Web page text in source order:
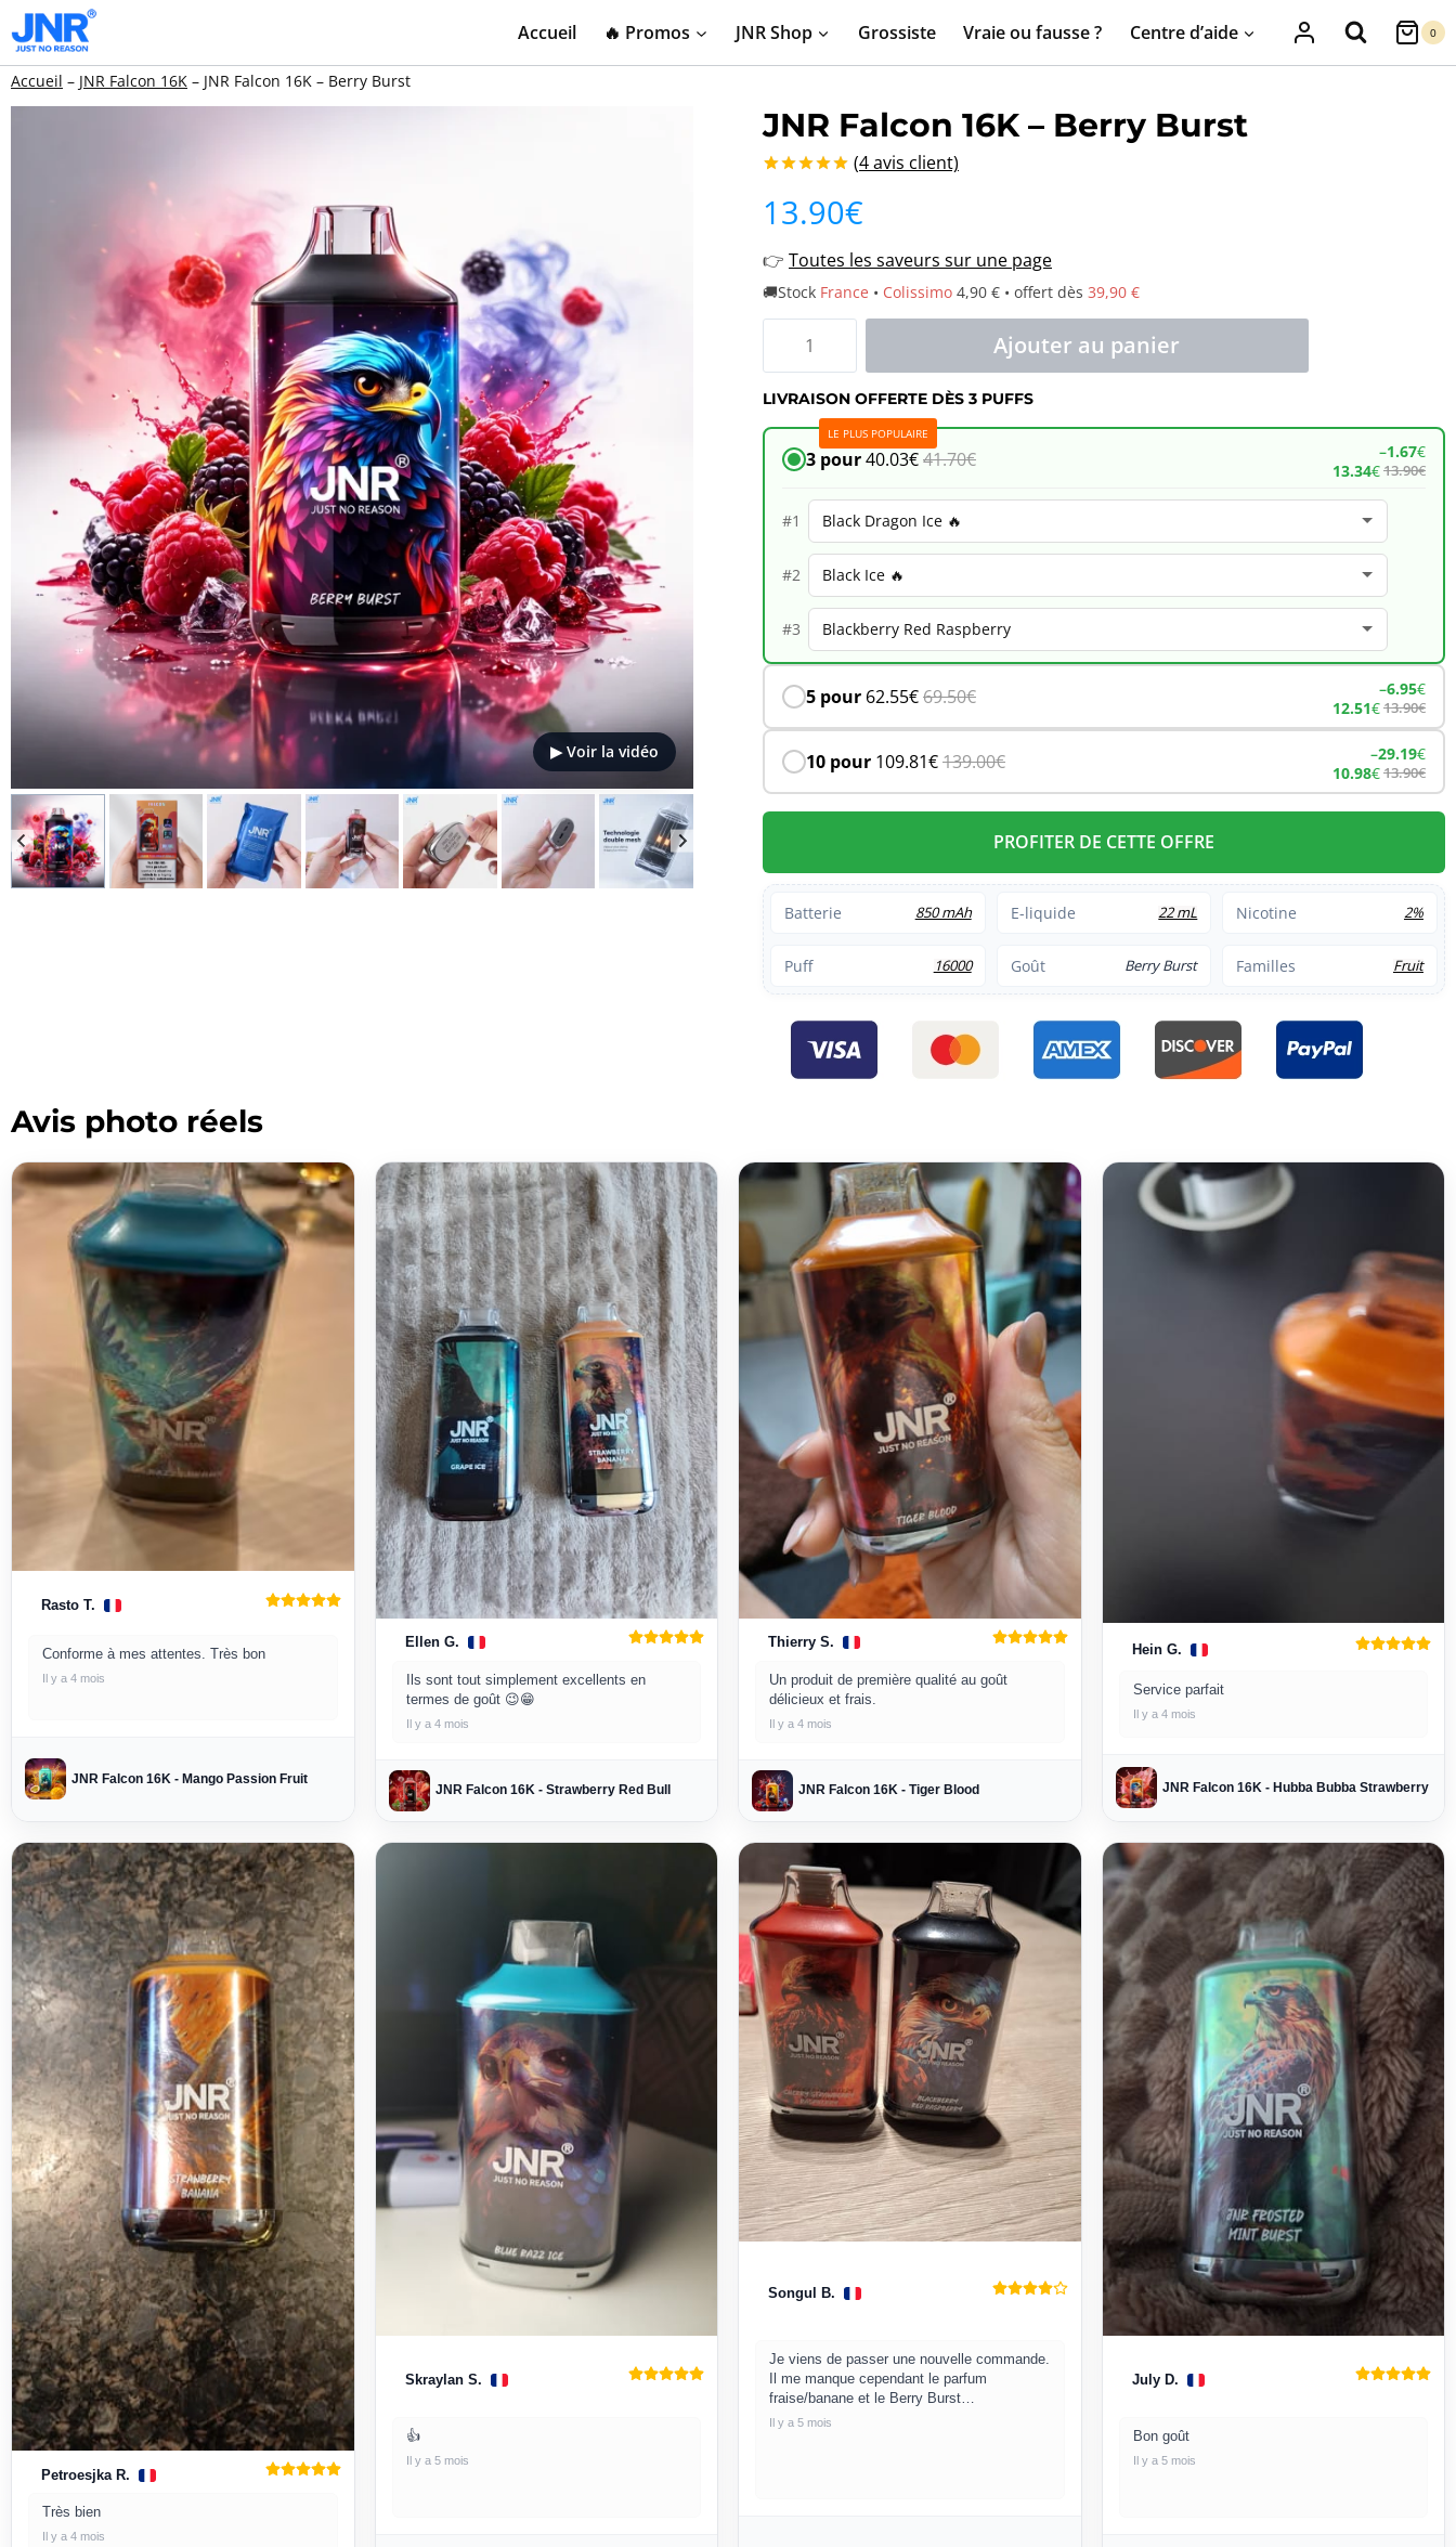
Aller
au
contenu
Accueil 🔥 Promos JNR Shop Grossiste Vraie ou fausse ? Centre d’aide 0
Accueil – JNR Falcon 16K – JNR Falcon 16K – Berry Burst
▶ Voir la vidéo
JNR Falcon 16K – Berry Burst
sur 5 basé
sur
client
(4avis client)
13.90€
👉 Toutes les saveurs sur une page
🚚Stock France • Colissimo 4,90 € • offert dès 39,90 €
quantité
de
JNR
Falcon
16K
Burst
Ajouter au panier
LIVRAISON OFFERTE DÈS 3 PUFFS
LE PLUS POPULAIRE
3 pour40.03€41.70€ –1.67€
13.34€13.90€
#1
#2
#3
5 pour 62.55€69.50€ –6.95€
12.51€13.90€
10 pour 109.81€139.00€ –29.19€
10.98€13.90€
PROFITER DE CETTE OFFRE
Batterie 850 mAh E-liquide 22 mL Nicotine 2%
Puff 16000 Goût Berry Burst Familles Fruit
Avis photo réels
Rasto T.
Conforme à mes attentes. Très bon
Il y a 4 mois
JNR Falcon 16K - Mango Passion Fruit
Ellen G.
Ils sont tout simplement excellents en
termes de goût 😉😁
Il y a 4 mois
JNR Falcon 16K - Strawberry Red Bull
Thierry S.
Un produit de première qualité au goût
délicieux et frais.
Il y a 4 mois
JNR Falcon 16K - Tiger Blood
Hein G.
Service parfait
Il y a 4 mois
JNR Falcon 16K - Hubba Bubba Strawberry
Petroesjka R.
Très bien
Il y a 4 mois
Skraylan S.
👍
Il y a 5 mois
Songul B.
Je viens de passer une nouvelle commande.
Il me manque cependant le parfum
fraise/banane et le Berry Burst…
Il y a 5 mois
July D.
Bon goût
Il y a 5 mois